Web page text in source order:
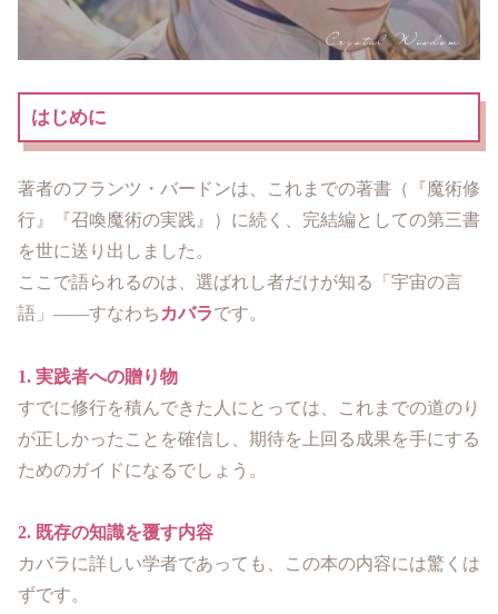
はじめに
著者のフランツ・バードンは、これまでの著書（『魔術修
行』『召喚魔術の実践』）に続く、完結編としての第三書
を世に送り出しました。
ここで語られるのは、選ばれし者だけが知る「宇宙の言
語」——すなわち カバラです。
1. 実践者への贈り物
すでに修行を積んできた人にとっては、これまでの道のり
が正しかったことを確信し、期待を上回る成果を手にする
ためのガイドになるでしょう。
2. 既存の知識を覆す内容
カバラに詳しい学者であっても、この本の内容には驚くは
ずです。